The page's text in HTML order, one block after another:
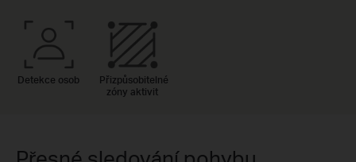
Detekce osob
Přizpůsobitelné
zóny aktivit